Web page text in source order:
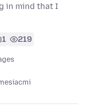
in mind that I
1 219